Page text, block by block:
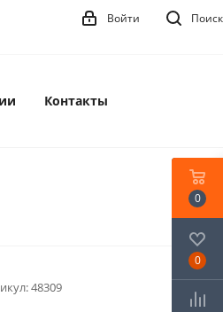
Поиск
Войти
Контакты
48309
0
0